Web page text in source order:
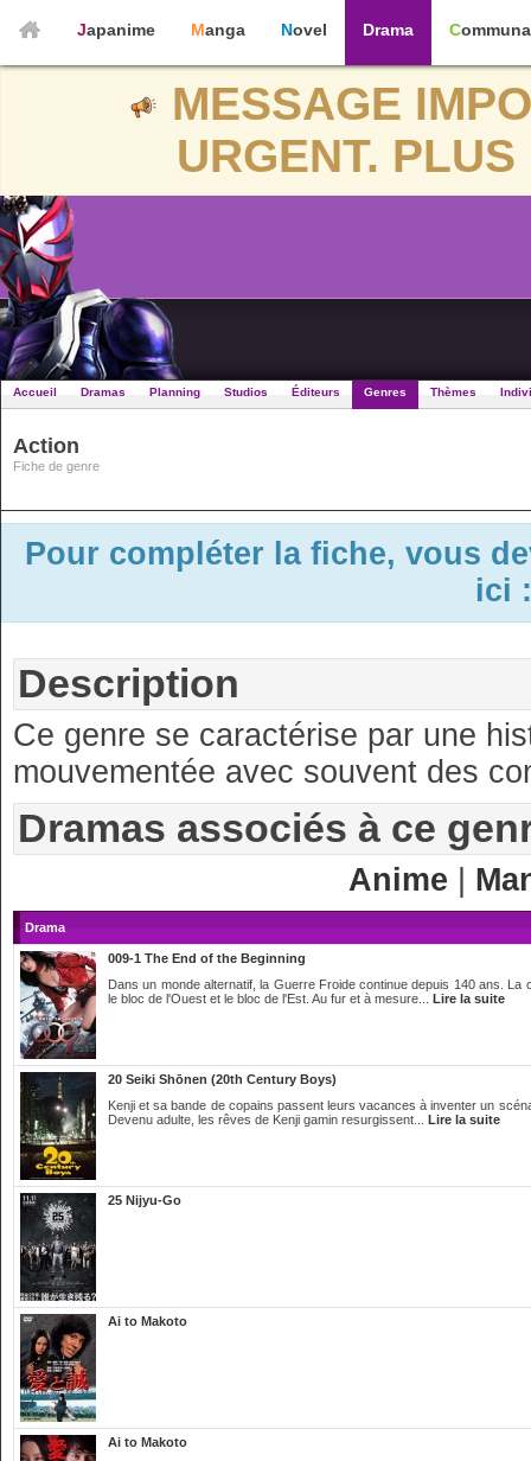
Japanime Manga Novel Drama
MESSAGE
URGENT.
Accueil Dramas Planning Studios Éditeurs Genres Thèmes
Action
Fiche de genre
Pour compléter la fiche, vous
ici
Description
Ce genre se caractérise par une
mouvementée avec souvent des
Dramas associés à ce
Anime
Drama
009-1 The End of the Beginning
Dans un monde alternatif, la Guerre Froide continue depuis 140 ans.
le bloc de l'Ouest et le bloc de l'Est. Au fur et à mesure... Lire la suite
20 Seiki Shōnen (20th Century Boys)
Kenji et sa bande de copains passent leurs vacances à inventer un
Devenu adulte, les rêves de Kenji gamin resurgissent... Lire la suite
25 Nijyu-Go
Ai to Makoto
Ai to Makoto